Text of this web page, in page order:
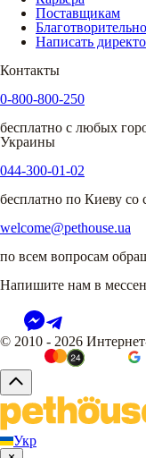
Поставщикам
Написать
Контакты
0-800-800-250
бесплатно с любых
Украины
044-300-01-02
бесплатно по Киеву со
welcome@pethouse.ua
по всем вопросам
Напишите нам в
© 2010 - 2026
Укр